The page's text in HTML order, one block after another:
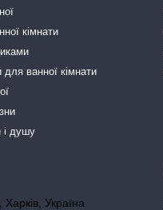
кімнати
ванної кімнати
і душу
Україна